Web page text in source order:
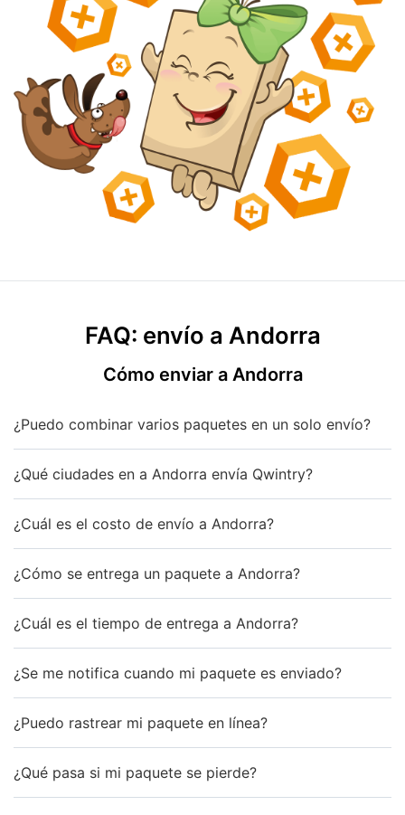
FAQ: envío a Andorra
Cómo enviar a Andorra
¿Puedo combinar varios paquetes en un solo envío?
¿Qué ciudades en a Andorra envía Qwintry?
¿Cuál es el costo de envío a Andorra?
¿Cómo se entrega un paquete a Andorra?
¿Cuál es el tiempo de entrega a Andorra?
¿Se me notifica cuando mi paquete es enviado?
¿Puedo rastrear mi paquete en línea?
¿Qué pasa si mi paquete se pierde?